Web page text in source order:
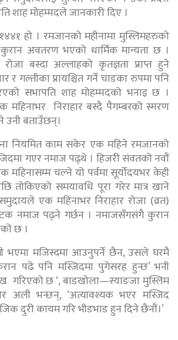
शाह मोहम्मदले जानकारी दिए ।
हो । रमजानको महीनामा मुस्लिमहरुको
अवतरण भएको धार्मिक मान्यता छ ।
बस्दा अल्लाहको कृतज्ञता प्राप्त हुने
र गल्तीका प्रायश्चित गर्ने चाडका रुपमा पनि
सभापति शाह मोहम्मदको भनाइ छ ।
निराहार बस्दै पैगम्बरको स्मरण
उनी बताउँछन्।
नियमित काम सकेर एक महिने रमजानको
गएर नमाज पढ्थे । हिजरी संवतको नवौं
महिनासम्म चल्ने यो पर्वमा सूर्योदयभर केही
तोकिएको समयावधि पूरा गरेर मात्र खाने
एक महिनाभर निराहार रोजा (व्रत)
नमाज पढ्ने गर्छन । नमाजसँगसंगै कुरान
छ ।
भएमा मजिस्दमा आउनुपर्ने छैन, उसले घरमै
पढे पनि मस्जिदमा पुगेसरह हुन्छ’ भनी
गरिएको छ ‘, बाडखोला—स्याङजा मुस्लिम
अली भन्छन्, ‘अत्यावश्यक भएर मस्जिद
दुरी कायम गरि भीडभाड हुन दिने छैनौं।’